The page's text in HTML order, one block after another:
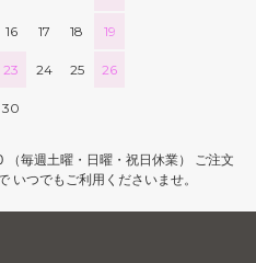
16 17 18 19
23 24 25 26
30
毎週土曜・日曜・祝日休業） ご注文
いつでもご利用くださいませ。